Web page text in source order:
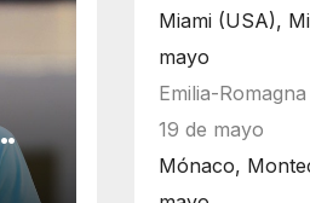
Miami (USA),
mayo
Emilia-
19 de mayo
Mónaco,